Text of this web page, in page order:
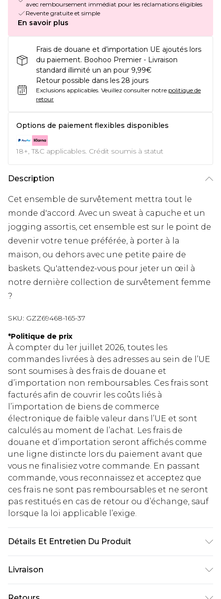
avec remboursement immédiat pour les réclamations éligibles
Revente gratuite et simple
En savoir plus
Frais de douane et d’importation UE ajoutés lors
du paiement. Boohoo Premier - Livraison
standard illimité un an pour 9,99€
Retour possible dans les 28 jours
Exclusions applicables. Veuillez consulter notre politique de
retour
Options de paiement flexibles disponibles
18+, T&C applicables. Crédit soumis à statut
Description
Cet ensemble de survêtement mettra tout le
monde d'accord. Avec un sweat à capuche et un
jogging assortis, cet ensemble est sur le point de
devenir votre tenue préférée, à porter à la
maison, ou dehors avec une petite paire de
baskets. Qu'attendez-vous pour jeter un œil à
notre dernière collection de survêtement femme
?
SKU: GZZ69468-165-37
*Politique de prix
À compter du 1er juillet 2026, toutes les
commandes livrées à des adresses au sein de l’UE
sont soumises à des frais de douane et
d’importation non remboursables. Ces frais sont
facturés afin de couvrir les coûts liés à
l’importation de biens de commerce
électronique de faible valeur dans l’UE et sont
calculés au moment de l’achat. Les frais de
douane et d’importation seront affichés comme
une ligne distincte lors du paiement avant que
vous ne finalisiez votre commande. En passant
commande, vous reconnaissez et acceptez que
ces frais ne sont pas remboursables et ne seront
pas restitués en cas de retour ou d’échange, sauf
lorsque la loi applicable l’exige.
Détails Et Entretien Du Produit
Livraison
Livraison standard France €2.99